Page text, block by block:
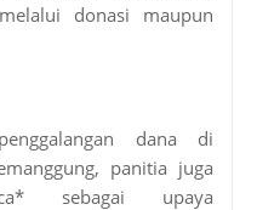
donasi maupun
dana di
panitia juga
sebagai upaya